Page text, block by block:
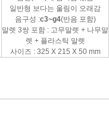
일반형 보다는 울림이 오래감
음구성 :c3~g4(반음 포함)
말렛 3쌍 포함 : 고무말렛 + 나무말
렛 + 플라스틱 말렛
사이즈 : 325 X 215 X 50 mm